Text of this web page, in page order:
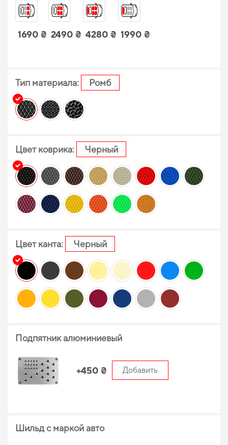
1690 ₴ 2490 ₴ 4280 ₴ 1990 ₴
Тип материала: Ромб
Цвет коврика: Черный
Цвет канта: Черный
Подпятник алюминиевый
+450 ₴ Добавить
Шильд с маркой авто